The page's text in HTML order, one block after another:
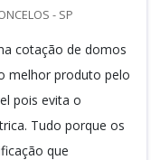
- SP
cotação de domos
melhor produto pelo
pois evita o
Tudo porque os
que